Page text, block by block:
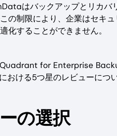
はバックアップとリカバ
の制限により、企業はセキ
化することができません。
for Enterprise
ける5つ星のレビューについ
の選択